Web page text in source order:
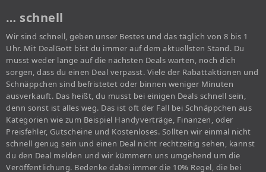
… schnell
Wir sind schnell, geben unser Bestes und das täglich von 8 bis 1
Uhr. Mit DealGott bist du immer auf dem aktuellsten Stand. Du
musst weder lange auf die nächsten Deals warten, noch dich
sorgen, dass du einen Deal verpasst. Viele der Rabattaktionen und
Schnäppchen sind befristetet oder binnen weniger Minuten
ausverkauft. Das heißt, du musst bei einigen Deals schnell sein,
denn sonst ist alles weg. Das ist oft der Fall bei Schnäppchen aus
Kategorien wie zum Beispiel Handyverträge, Finanzen, oder
Preisfehler, Gutscheine und Kostenloses. Sollten wir einmal nicht
schnell genug sein und einen Deal nicht rechtzeitig sehen, kannst
du den Deal melden und wir kümmern uns umgehend um die
Veröffentlichung. Bedenke dabei immer die 10% Regel, die bei